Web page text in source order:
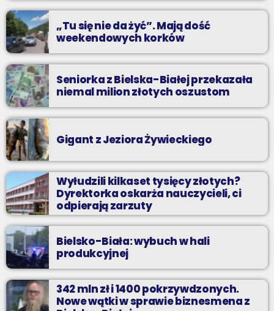
„Tu się nie da żyć”. Mają dość
weekendowych korków
Seniorka z Bielska-Białej przekazała
niemal milion złotych oszustom
Gigant z Jeziora Żywieckiego
Wyłudzili kilkaset tysięcy złotych?
Dyrektorka oskarża nauczycieli, ci
odpierają zarzuty
Bielsko-Biała: wybuch w hali
produkcyjnej
342 mln zł i 1400 pokrzywdzonych.
Nowe wątki w sprawie biznesmena z